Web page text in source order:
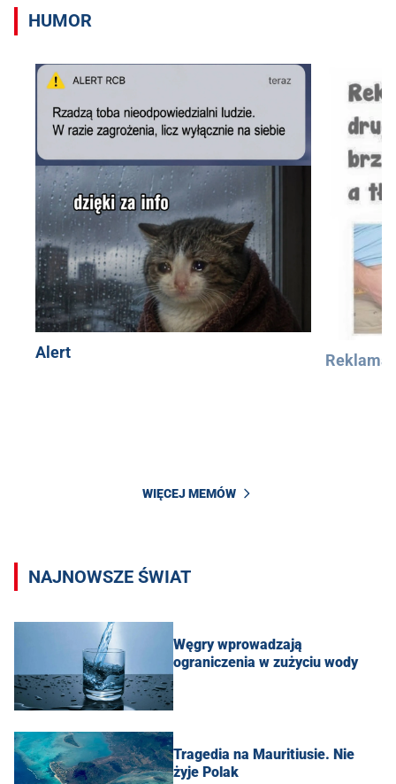
HUMOR
Alert Reklama
WIĘCEJ MEMÓW
NAJNOWSZE ŚWIAT
Węgry wprowadzają
ograniczenia w zużyciu wody
Tragedia na Mauritiusie. Nie
żyje Polak